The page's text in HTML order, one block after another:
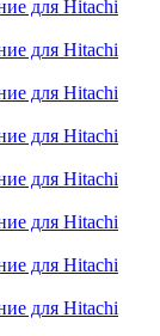
для Hitachi
для Hitachi
для Hitachi
для Hitachi
для Hitachi
для Hitachi
для Hitachi
для Hitachi